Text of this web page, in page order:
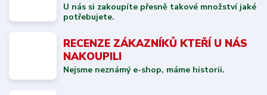
U nás si zakoupíte přesně takové množství jaké
potřebujete.
RECENZE ZÁKAZNÍKŮ KTEŘÍ U NÁS
NAKOUPILI
Nejsme neznámý e-shop, máme historii.